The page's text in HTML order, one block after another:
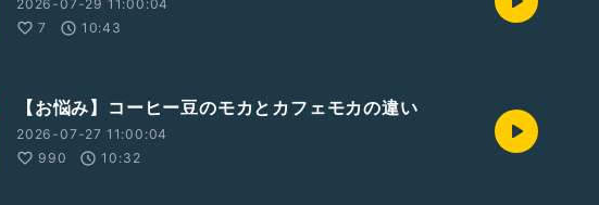
2026-07-29 11:00:04
7
10:43
【お悩み】コーヒー豆のモカとカフェモカの違い
2026-07-27 11:00:04
990
10:32